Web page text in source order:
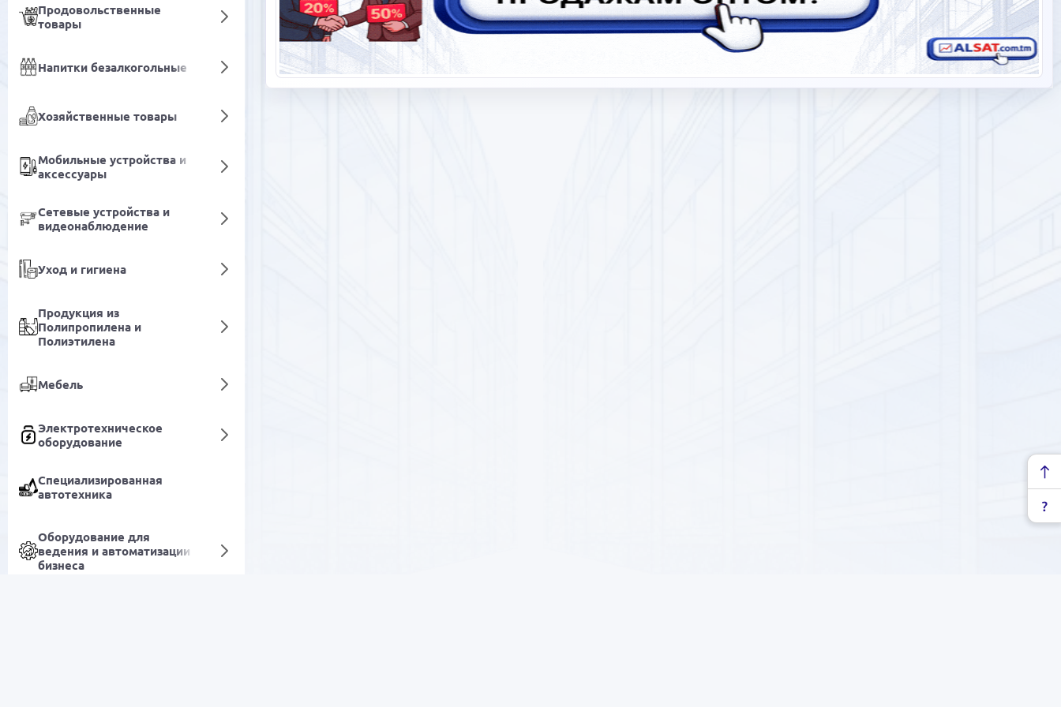
Продовольственные
товары
Напитки безалкогольные
Хозяйственные товары
Мобильные устройства и
аксессуары
Сетевые устройства и
видеонаблюдение
Уход и гигиена
Продукция из
Полипропилена и
Полиэтилена
Мебель
Электротехническое
оборудование
Специализированная
автотехника
Оборудование для
ведения и автоматизации
бизнеса